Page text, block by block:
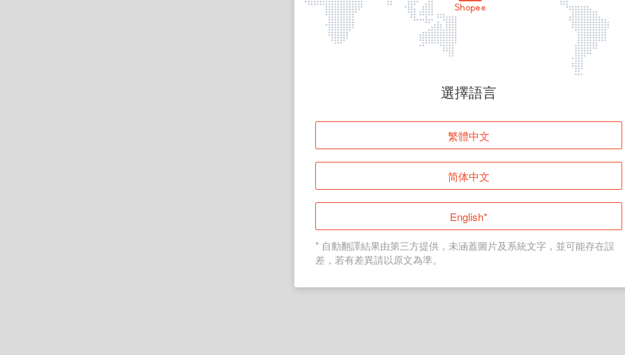
頁面無法顯示
登入
返回首頁
選擇語言
繁體中文
简体中文
English*
* 自動翻譯結果由第三方提供，未涵蓋圖片及系統文字，並可能存在誤
差，若有差異請以原文為準。